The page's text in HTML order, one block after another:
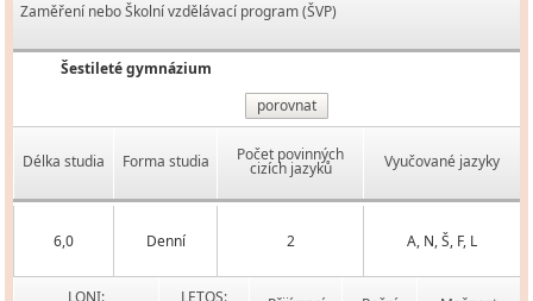
Zaměření nebo Školní vzdělávací program (ŠVP)
Šestileté gymnázium
porovnat
Délka studia Forma studia Počet povinných
cizích jazyků Vyučované jazyky
6,0 Denní 2 A, N, Š, F, L